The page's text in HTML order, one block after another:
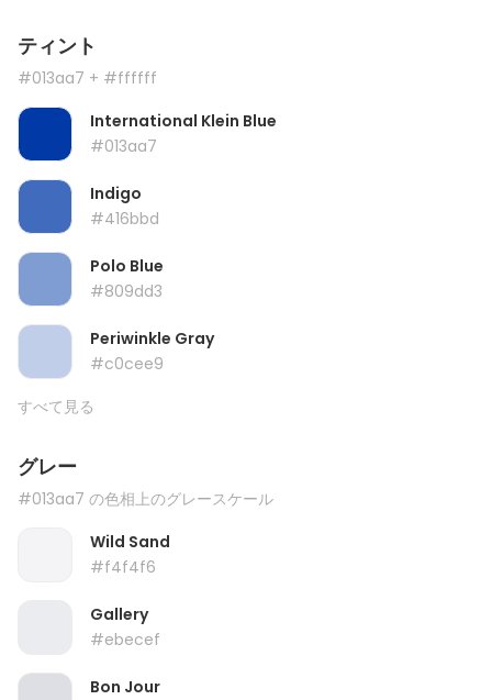
ティント
#013aa7 + #ffffff
International Klein Blue
#013aa7
Indigo
#416bbd
Polo Blue
#809dd3
Periwinkle Gray
#c0cee9
すべて見る
グレー
#013aa7 の色相上のグレースケール
Wild Sand
#f4f4f6
Gallery
#ebecef
Bon Jour